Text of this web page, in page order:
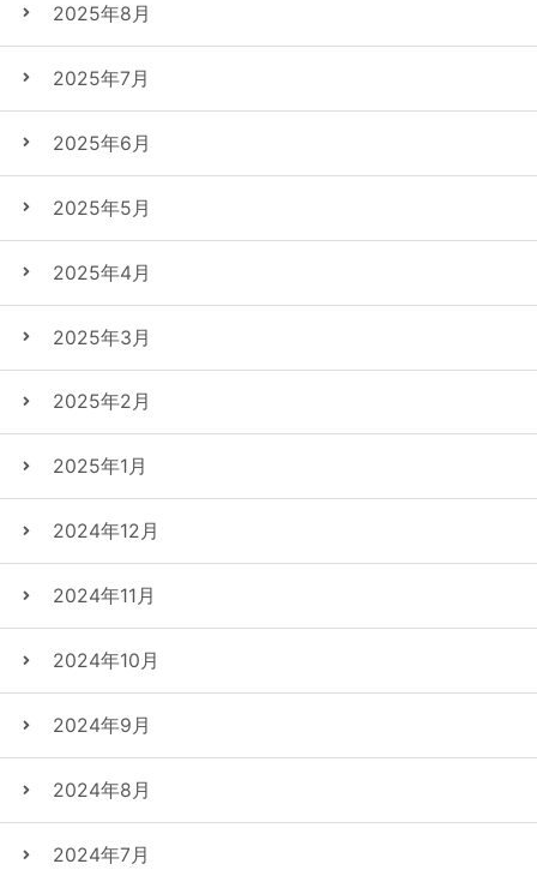
2025年8月
2025年7月
2025年6月
2025年5月
2025年4月
2025年3月
2025年2月
2025年1月
2024年12月
2024年11月
2024年10月
2024年9月
2024年8月
2024年7月